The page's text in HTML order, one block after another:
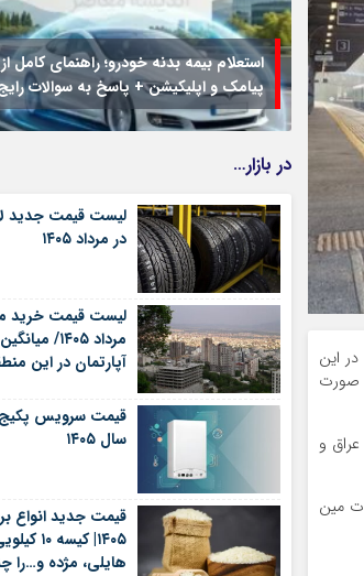
این
صورت
با حضور نخست‌وزیر عراق و
مین
استعلام بیمه بدنه خودرو؛ راهنمای کامل
پیامک و اپلیکیشن + پاسخ به سوالات
در بازار…
لیست قیمت جدید
در مرداد ۱۴۰۵
لیست قیمت خرید
مرداد
آپارتمان در این
قیمت سرویس پکیج
سال ۱۴۰۵
قیمت جدید انواع
۱۴۰۵|
هایلی، مژده